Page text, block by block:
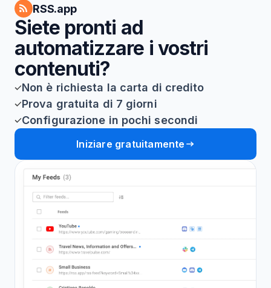
RSS.app
Siete pronti ad
automatizzare i vostri
contenuti?
Non è richiesta la carta di credito
Prova gratuita di 7 giorni
Configurazione in pochi secondi
Iniziare gratuitamente